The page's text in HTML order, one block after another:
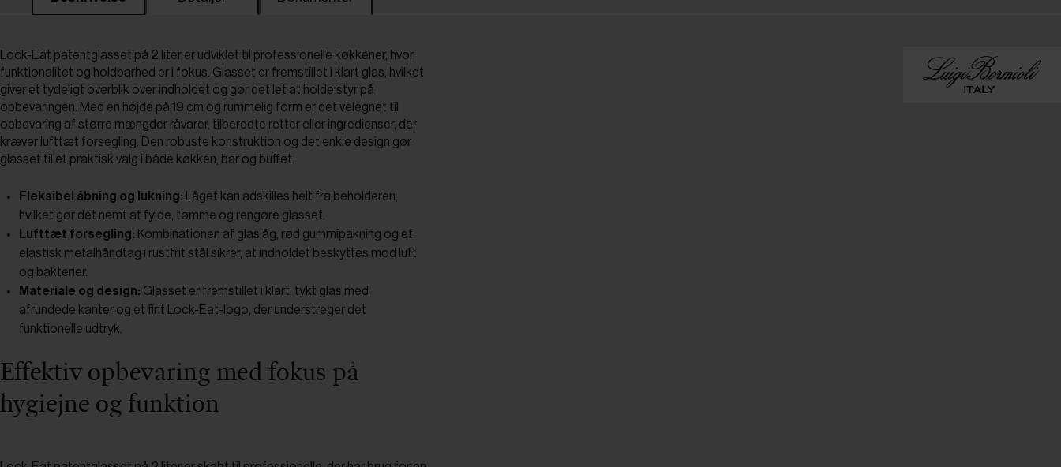
Lock-Eat patentglasset på 2 liter er udviklet til professionelle køkkener, hvor
funktionalitet og holdbarhed er i fokus. Glasset er fremstillet i klart glas, hvilket
giver et tydeligt overblik over indholdet og gør det let at holde styr på
opbevaringen. Med en højde på 19 cm og rummelig form er det velegnet til
opbevaring af større mængder råvarer, tilberedte retter eller ingredienser, der
kræver lufttæt forsegling. Den robuste konstruktion og det enkle design gør
glasset til et praktisk valg i både køkken, bar og buffet.
Fleksibel åbning og lukning: Låget kan adskilles helt fra beholderen,
hvilket gør det nemt at fylde, tømme og rengøre glasset.
Lufttæt forsegling: Kombinationen af glaslåg, rød gummipakning og et
elastisk metalhåndtag i rustfrit stål sikrer, at indholdet beskyttes mod luft
og bakterier.
Materiale og design: Glasset er fremstillet i klart, tykt glas med
afrundede kanter og et fint Lock-Eat-logo, der understreger det
funktionelle udtryk.
Effektiv opbevaring med fokus på
hygiejne og funktion